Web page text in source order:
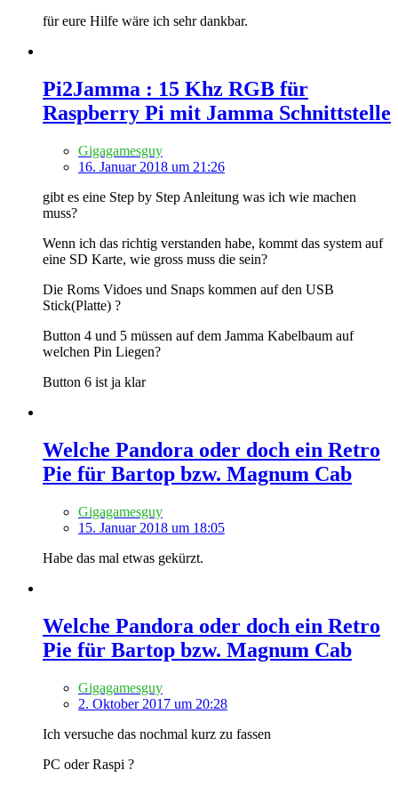
für eure Hilfe wäre ich sehr dankbar.
Pi2Jamma : 15 Khz RGB für
Raspberry Pi mit Jamma Schnittstelle
Gigagamesguy
16. Januar 2018 um 21:26
gibt es eine Step by Step Anleitung was ich wie machen
muss?
Wenn ich das richtig verstanden habe, kommt das system auf
eine SD Karte, wie gross muss die sein?
Die Roms Vidoes und Snaps kommen auf den USB
Stick(Platte) ?
Button 4 und 5 müssen auf dem Jamma Kabelbaum auf
welchen Pin Liegen?
Button 6 ist ja klar
Welche Pandora oder doch ein Retro
Pie für Bartop bzw. Magnum Cab
Gigagamesguy
15. Januar 2018 um 18:05
Habe das mal etwas gekürzt.
Welche Pandora oder doch ein Retro
Pie für Bartop bzw. Magnum Cab
Gigagamesguy
2. Oktober 2017 um 20:28
Ich versuche das nochmal kurz zu fassen
PC oder Raspi ?